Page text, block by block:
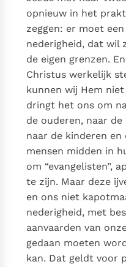
opnieuw in het
zeggen: er moet
nederigheid, dat wil
de eigen grenzen.
Christus werkelijk
kunnen wij Hem
dringt het ons om
de ouderen, naar
naar de kinderen en
mensen midden in
om “evangelisten”,
te zijn. Maar deze
en ons niet
nederigheid, met
aanvaarden van
gedaan moeten
kan. Dat geldt voor